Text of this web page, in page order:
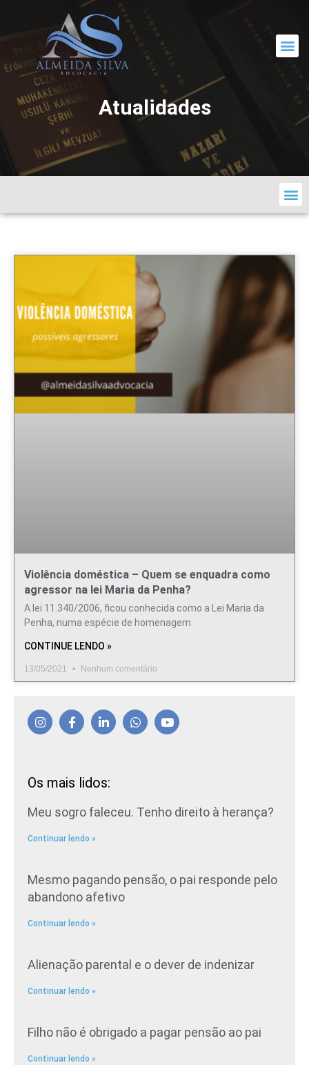
Atualidades
Violência doméstica – Quem se enquadra como
agressor na lei Maria da Penha?
A lei 11.340/2006, ficou conhecida como a Lei Maria da
Penha, numa espécie de homenagem
CONTINUE LENDO »
13/05/2021 Nenhum comentário
Os mais lidos:
Meu sogro faleceu. Tenho direito à herança?
Continuar lendo »
Mesmo pagando pensão, o pai responde pelo
abandono afetivo
Continuar lendo »
Alienação parental e o dever de indenizar
Continuar lendo »
Filho não é obrigado a pagar pensão ao pai
Continuar lendo »